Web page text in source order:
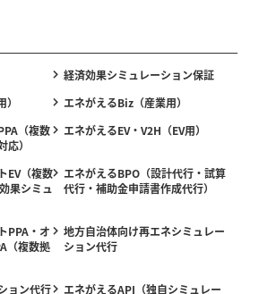
経済効果シミュレーション保証
エネがえるBiz（産業用）
（複数
）
エネがえるEV・V2H（EV用）
EV（複数
果シミュ
エネがえるBPO（設計代行・試算
代行・補助金申請書作成代行）
PPA・オ
（複数拠
地方自治体向け再エネシミュレー
ション代行
ョン代行 エネがえるAPI（独自シミュレー